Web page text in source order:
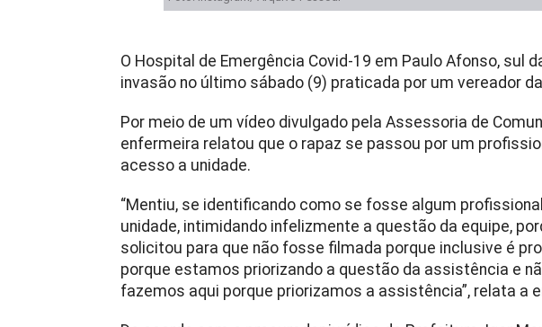
O Hospital de Emergência Covid-19 em Paulo Afonso, sul
invasão no último sábado (9) praticada por um vereador
Por meio de um vídeo divulgado pela Assessoria de
enfermeira relatou que o rapaz se passou por um
acesso a unidade.
“Mentiu, se identificando como se fosse algum
unidade, intimidando infelizmente a questão da equipe,
solicitou para que não fosse filmada porque inclusive é
porque estamos priorizando a questão da assistência e
fazemos aqui porque priorizamos a assistência”, relata a